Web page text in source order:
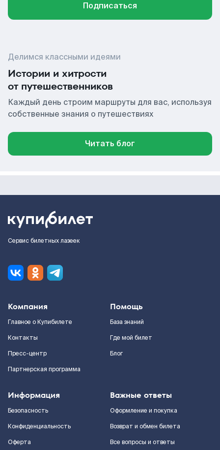
Подписаться
Делимся классными идеями
Истории и хитрости
от путешественников
Каждый день строим маршруты для вас, используя
собственные знания о путешествиях
Читать блог
Сервис билетных лазеек
Компания
Главное о Купибилете
Контакты
Пресс-центр
Партнерская программа
Помощь
База знаний
Где мой билет
Блог
Информация
Безопасность
Конфиденциальность
Оферта
Важные ответы
Оформление и покупка
Возврат и обмен билета
Все вопросы и ответы